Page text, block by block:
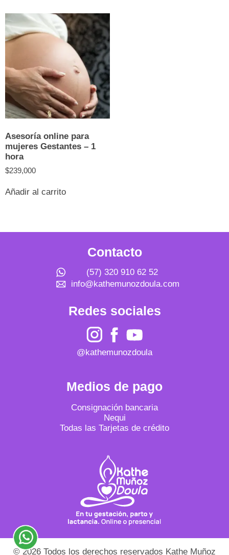
variantes.
Las
opciones
pueden
elegir
en
la
página
de
producto
Asesoría online para
mujeres Gestantes – 1
hora
$239,000
Añadir al carrito
Contacto
(57) 320 910 62 52
info@kathemunozdoula.com
Redes sociales
@kathemunozdoula
Medios de pago
Consignación bancaria
Nequi
Todas las Tarjetas de crédito
© 2026 Todos los derechos reservados Kathe Muñoz